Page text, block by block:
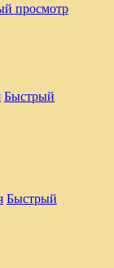
просмотр
Быстрый
Быстрый